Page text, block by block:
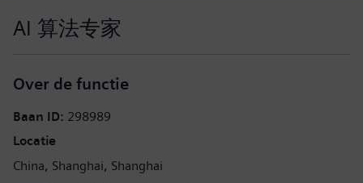
AI 算法专家
Over de functie
Baan ID 298989
Locatie
China Shanghai Shanghai